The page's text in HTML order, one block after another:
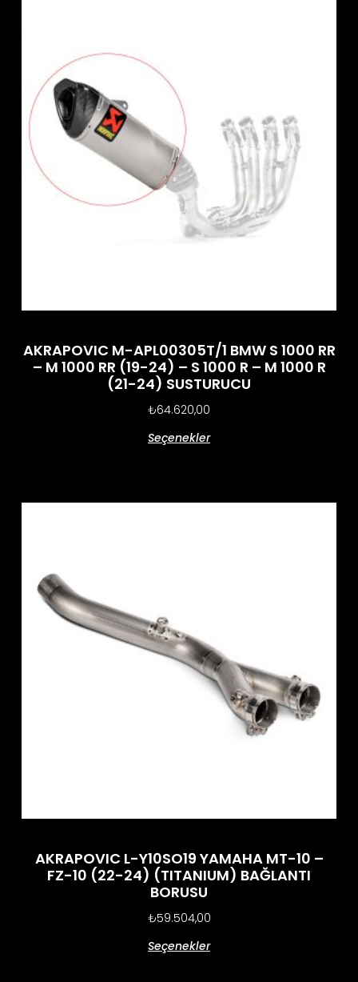
AKRAPOVIC M-APL00305T/1 BMW S 1000 RR
– M 1000 RR (19-24) – S 1000 R – M 1000 R
(21-24) SUSTURUCU
₺64.620,00
Seçenekler
AKRAPOVIC L-Y10SO19 YAMAHA MT-10 –
FZ-10 (22-24) (TITANIUM) BAĞLANTI
BORUSU
₺59.504,00
Seçenekler